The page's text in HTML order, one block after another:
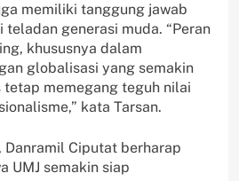
memiliki tanggung jawab
teladan generasi muda. “Peran
khususnya dalam
globalisasi yang semakin
tetap memegang teguh nilai
kata Tarsan.
Ciputat berharap
UMJ semakin siap